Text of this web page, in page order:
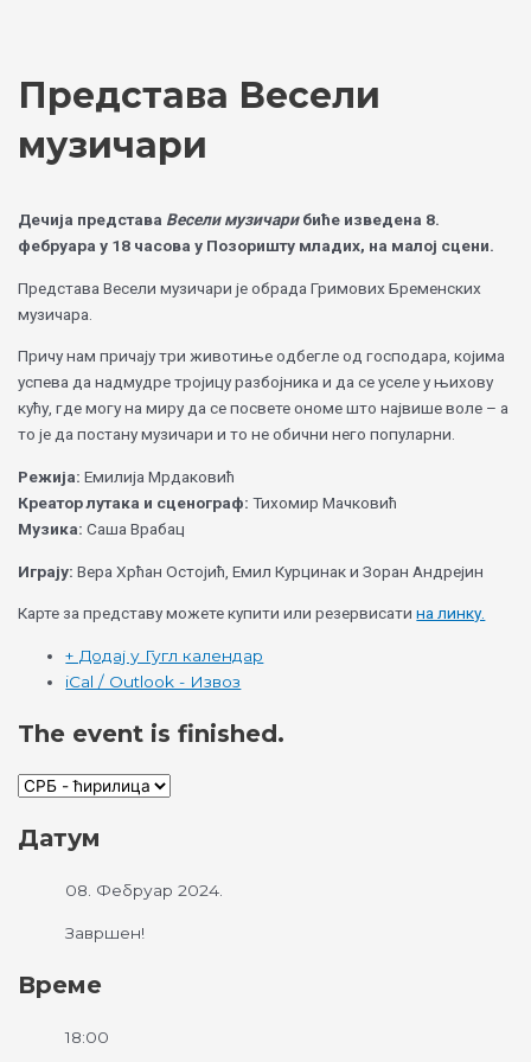
Представа Весели
музичари
Дечија представа Весели музичарибиће изведена 8.
фебруара у 18 часова у Позоришту младих, на малој сцени.
Представа Весели музичари је обрада Гримових Бременских
музичара.
Причу нам причају три животиње одбегле од господара, којима
успева да надмудре тројицу разбојника и да се уселе у њихову
кућу, где могу на миру да се посвете ономе што највише воле – а
то је да постану музичари и то не обични него популарни.
Режија: Емилија Мрдаковић
Креатор лутака и сценограф: Тихомир Мачковић
Музика: Саша Врабац
Играју: Вера Хрћан Остојић, Емил Курцинак и Зоран Андрејин
Карте за представу можете купити или резервисатина линку.
+ Додај у Гугл календар
iCal / Outlook - Извоз
The event is finished.
Датум
08. Фебруар 2024.
Завршен!
Време
18:00